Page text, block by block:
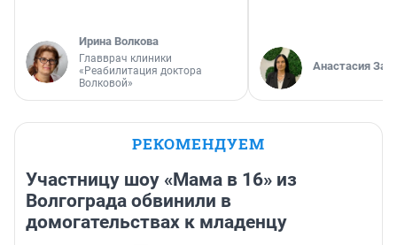
Ирина Волкова
Главврач клиники
«Реабилитация доктора
Волковой»
Анастасия
РЕКОМЕНДУЕМ
Участницу шоу «Мама в 16» из
Волгограда обвинили в
домогательствах к младенцу